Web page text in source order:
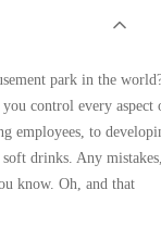
park in the
control every aspect
employees, to
drinks. Any
know. Oh, and that